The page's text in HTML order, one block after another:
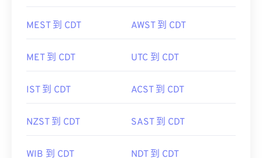
MEST 到 CDT AWST 到 CDT
MET 到 CDT UTC 到 CDT
IST 到 CDT ACST 到 CDT
NZST 到 CDT SAST 到 CDT
WIB 到 CDT NDT 到 CDT